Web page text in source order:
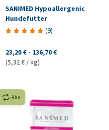
SANIMED Hypoallergenic
Hundefutter
(9)
23,20 € - 136,70 €
(5,32 € / kg)
Abo